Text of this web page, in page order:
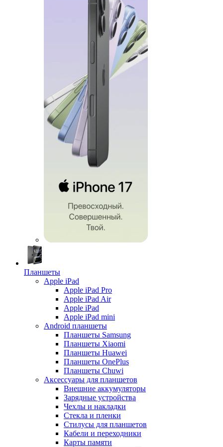
Планшеты
Apple iPad
Apple iPad Pro
Apple iPad Air
Apple iPad
Apple iPad mini
Android планшеты
Планшеты Samsung
Планшеты Xiaomi
Планшеты Huawei
Планшеты OnePlus
Планшеты Chuwi
Аксессуары для планшетов
Внешние аккумуляторы
Зарядные устройства
Чехлы и накладки
Стекла и пленки
Стилусы для планшетов
Кабели и переходники
Карты памяти